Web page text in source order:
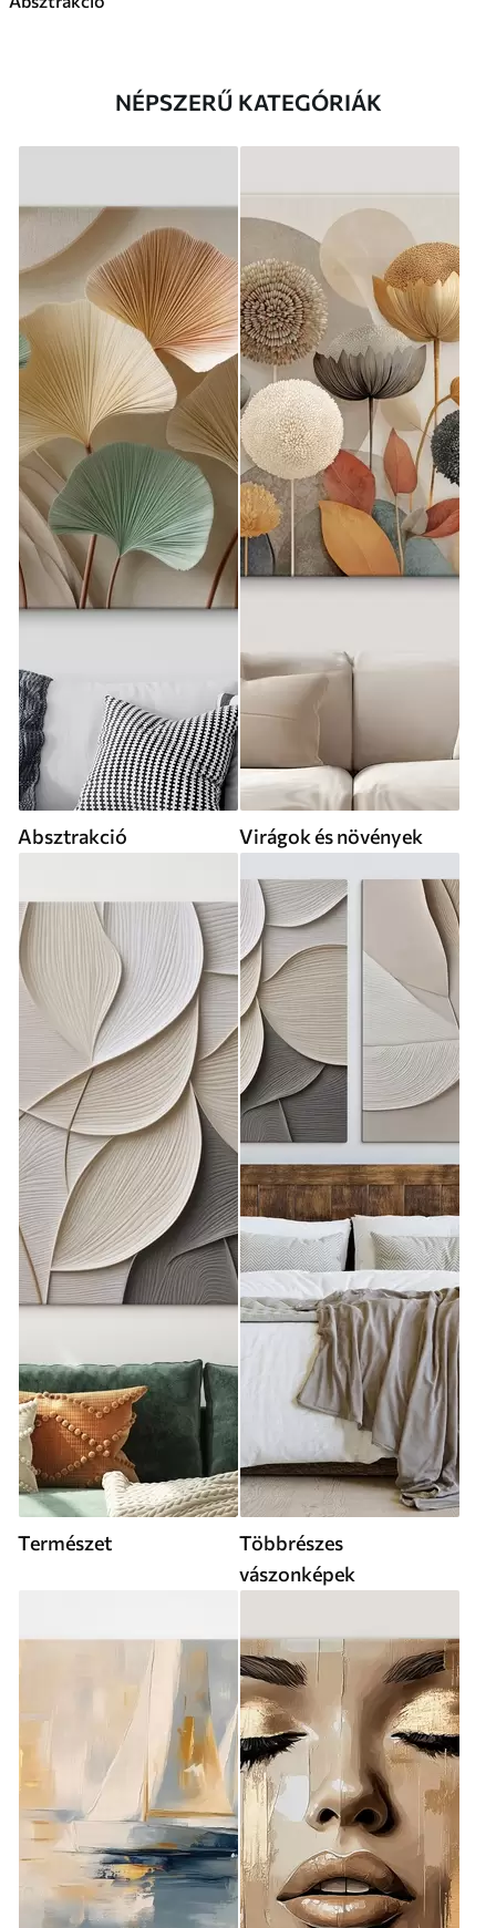
NÉPSZERŰ KATEGÓRIÁK
Absztrakció Virágok és növények
Természet
Többrészes
vászonképek